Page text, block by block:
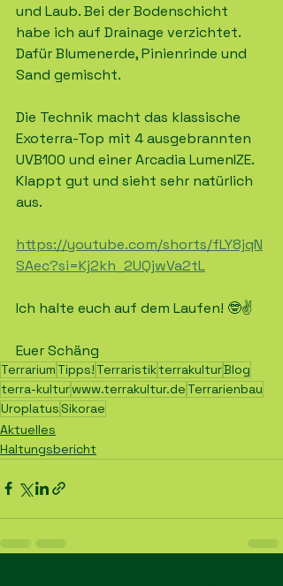
und Laub. Bei der Bodenschicht
habe ich auf Drainage verzichtet.
Dafür Blumenerde, Pinienrinde und
Sand gemischt.
Die Technik macht das klassische
Exoterra-Top mit 4 ausgebrannten
UVB100 und einer Arcadia LumenIZE.
Klappt gut und sieht sehr natürlich
aus.
https://youtube.com/shorts/fLY8jqN
SAec?si=Kj2kh_2UQjwVa2tL
Ich halte euch auf dem Laufen! 🤓✌️
Euer Schäng
Terrarium Tipps! TerraristikterrakulturBlog
terra-kulturwww.terrakultur.de Terrarienbau
Uroplatus Sikorae
Aktuelles
Haltungsbericht